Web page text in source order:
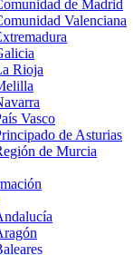
de Madrid
Valenciana
Rioja
Vasco
de Asturias
de Murcia